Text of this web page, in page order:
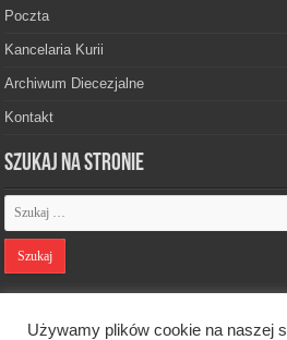
Poczta
Kancelaria Kurii
Archiwum Diecezjalne
Kontakt
Szukaj na stronie
Używamy plików cookie na naszej